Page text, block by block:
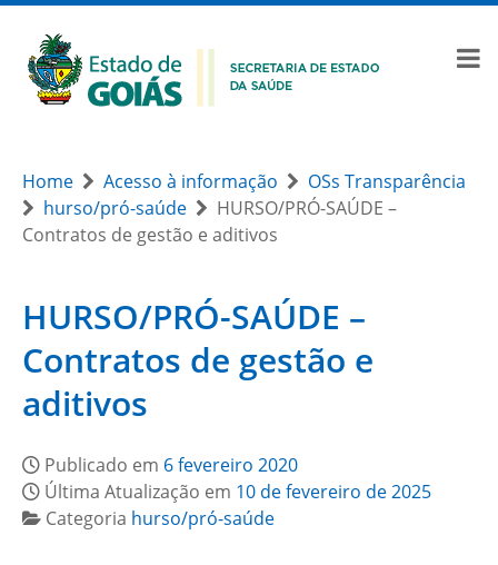
Home Acesso à informação
OSs Transparência
hurso/pró-saúde
HURSO/PRÓ-SAÚDE –
Contratos de gestão e aditivos
HURSO/PRÓ-SAÚDE –
Contratos de gestão e
aditivos
Publicado em 6 fevereiro 2020
Última Atualização em 10 de fevereiro de 2025
Categoria hurso/pró-saúde